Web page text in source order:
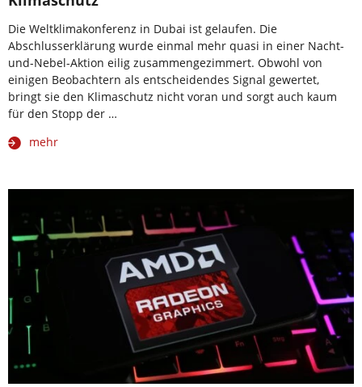
Die Weltklimakonferenz in Dubai ist gelaufen. Die
Abschlusserklärung wurde einmal mehr quasi in einer Nacht-
und-Nebel-Aktion eilig zusammengezimmert. Obwohl von
einigen Beobachtern als entscheidendes Signal gewertet,
bringt sie den Klimaschutz nicht voran und sorgt auch kaum
für den Stopp der …
mehr